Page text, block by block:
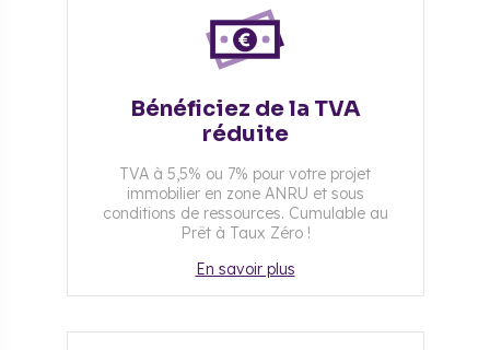
Bénéficiez de la TVA
réduite
TVA à 5,5% ou 7% pour votre projet
immobilier en zone ANRU et sous
conditions de ressources. Cumulable au
Prêt à Taux Zéro !
En savoir plus